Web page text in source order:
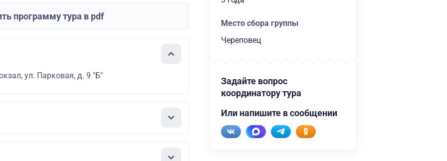
программу тура в pdf
ул. Парковая, д. 9 "Б"
Место сбора группы
Череповец
Задайте вопрос
координатору тура
Или напишите в сообщении